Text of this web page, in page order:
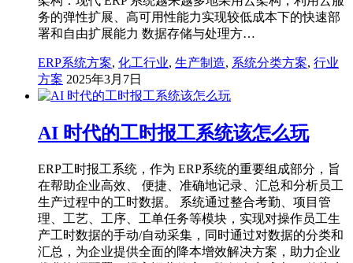
务的弹性扩展、高可用性能力实现较低成本下的快速部
署和自由扩展能力 数据存储与处理方…
ERP系统方案, 化工行业, 生产制造, 系统分类方案, 行业
方案 2025年3月7日
AI 时代的工时报工系统该怎么玩
ERP工时报工系统，作为 ERP系统的重要组成部分，旨
在帮助企业高效、 便捷、准确地记录、汇总和分析员工
生产过程中的工时数据。 系统通过整合考勤、项目管
理、工艺、工序、工单任务等模块，实现对操作员工生
产工时数据的手动/自动采集，同时通过对数据的分类和
汇总，为企业提供全面的降本增效解决方案，助力企业